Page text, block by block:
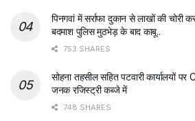
पिनगवां में सर्राफा दुकान से लाखों की चोरी
बदमाश पुलिस मुठभेड़ के बाद काबू..
753 SHARES
सोहना तहसील सहित पटवारी कार्यालयों
जनक रजिस्ट्री कब्जे में
748 SHARES